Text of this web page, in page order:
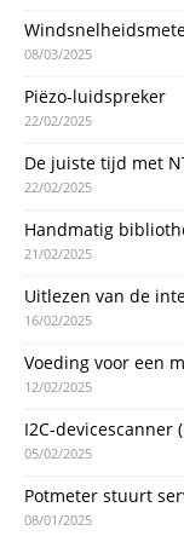
08/03/2025
Piëzo-luidspreker
22/02/2025
De juiste tijd met
22/02/2025
Handmatig
21/02/2025
Uitlezen van de
16/02/2025
Voeding voor een
12/02/2025
I2C-devicescanner
05/02/2025
Potmeter stuurt
08/01/2025